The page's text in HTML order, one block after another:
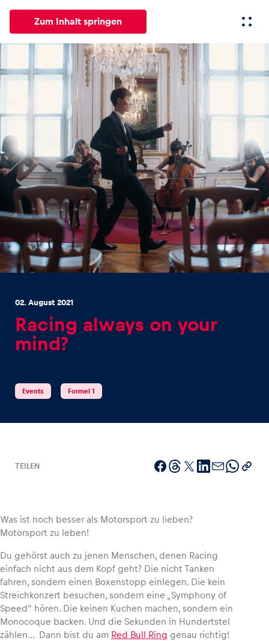
Zum Inhalt springen
Alle News Events Erlebnisse Seiten
Alle anzeigen
Events
Alle anzeigen
Fahrzeug
Alle anzeigen
02. August 2021
Racing always on your
mind?
Events Formel 1
TEILEN
Was ist noch besser als Motorsport zu lieben?
Motorsport zu leben!
Du gehörst auch zu jenen Menschen, denen Racing
einfach nicht aus dem Kopf geht? Die nicht Tanken
fahren, sondern einen Boxenstopp einlegen. Die kein
Streichkonzert besuchen, sondern eine „Symphony of
Speed“ hören. Die keinen Kuchen machen, sondern ein
Monocoque backen. Und die Sekunden in Hundertstel
zählen… Dann bist du am Red Bull Ring genau richtig!